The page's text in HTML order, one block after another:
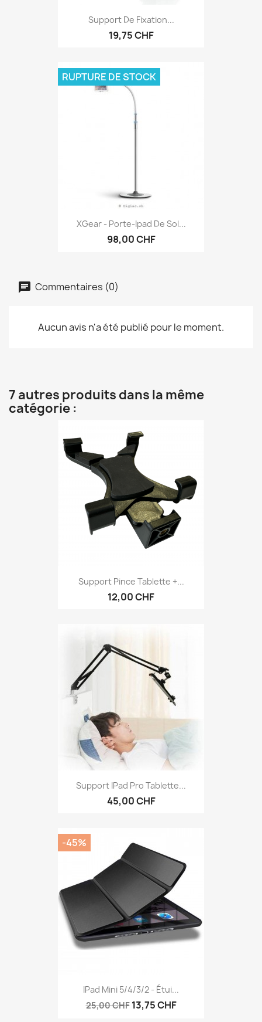
Support De Fixation...
19,75 CHF
XGear - Porte-Ipad De Sol...
98,00 CHF
RUPTURE DE STOCK
Commentaires (0)
Aucun avis n'a été publié pour le moment.
7 autres produits dans la même
catégorie :
Support Pince Tablette +...
12,00 CHF
Support IPad Pro Tablette...
45,00 CHF
IPad Mini 5/4/3/2 - Étui...
25,00 CHF 13,75 CHF
-45%